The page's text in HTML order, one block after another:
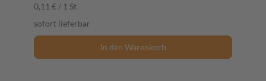
0,11 € / 1 St
sofort lieferbar
In den Warenkorb